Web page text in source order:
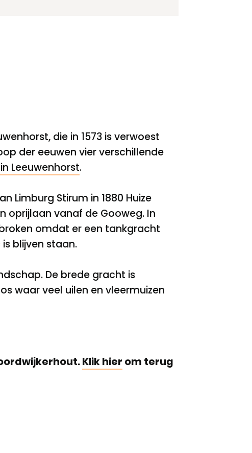
die in 1573 is verwoest
der eeuwen vier verschillende
Leeuwenhorst.
Limburg Stirum in 1880 Huize
oprijlaan vanaf de Gooweg. In
omdat er een tankgracht
blijven staan.
De brede gracht is
waar veel uilen en vleermuizen
Klik hier om terug